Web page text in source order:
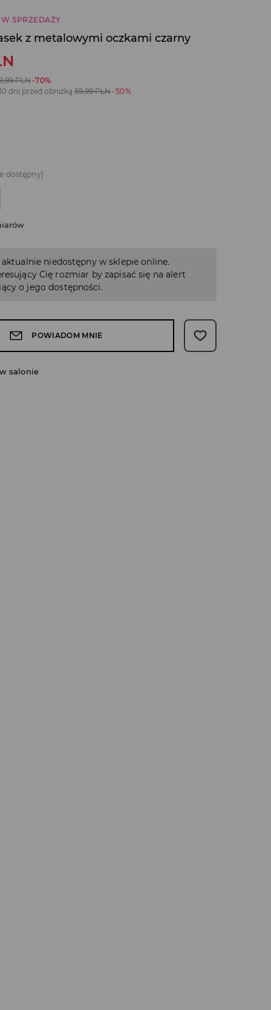
SPRZEDAŻY
z metalowymi oczkami czarny
PLN-70%
dni przed obniżką 59,99 PLN-50%
dostępny)
niedostępny w sklepie online.
Cię rozmiar by zapisać się na alert
o jego dostępności.
POWIADOM MNIE
salonie